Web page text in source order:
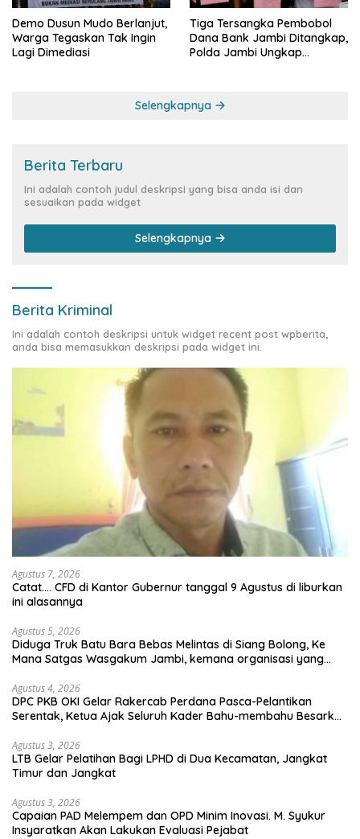
Demo Dusun Mudo Berlanjut,
Warga Tegaskan Tak Ingin
Lagi Dimediasi
Tiga Tersangka Pembobol
Dana Bank Jambi Ditangkap,
Polda Jambi Ungkap
Selengkapnya
Berita Terbaru
Ini adalah contoh judul deskripsi yang bisa anda isi dan
sesuaikan pada widget
Selengkapnya
Berita Kriminal
Ini adalah contoh deskripsi untuk widget recent post wpberita,
anda bisa memasukkan deskripsi pada widget ini.
Agustus 7, 2026
Catat…. CFD di Kantor Gubernur tanggal 9 Agustus di liburkan
ini alasannya
Agustus 5, 2026
Diduga Truk Batu Bara Bebas Melintas di Siang Bolong, Ke
Mana Satgas Wasgakum Jambi, kemana organisasi yang
Agustus 4, 2026
DPC PKB OKI Gelar Rakercab Perdana Pasca-Pelantikan
Serentak, Ketua Ajak Seluruh Kader Bahu-membahu Besarkan
Agustus 3, 2026
LTB Gelar Pelatihan Bagi LPHD di Dua Kecamatan, Jangkat
Timur dan Jangkat
Agustus 3, 2026
Capaian PAD Melempem dan OPD Minim Inovasi. M. Syukur
Insyaratkan Akan Lakukan Evaluasi Pejabat